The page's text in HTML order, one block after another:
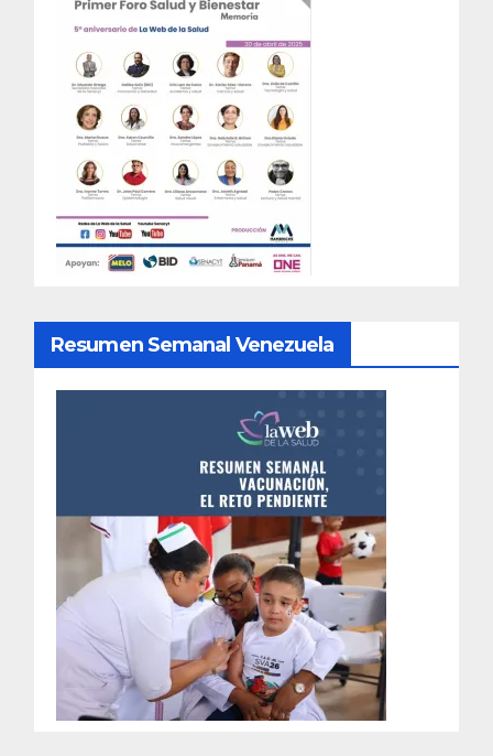
Resumen Semanal Venezuela